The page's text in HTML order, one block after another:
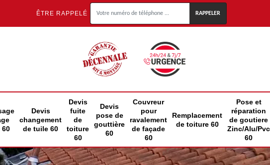
ÊTRE RAPPELÉ
60
Devis
changement
de tuile 60
Devis
fuite
de
toiture
60
Devis
pose de
gouttière
60
Couvreur
pour
ravalement
de façade
60
Remplacement
de toiture 60
Pose et
réparation
de goutiere
Zinc/Alu/Pvc
60